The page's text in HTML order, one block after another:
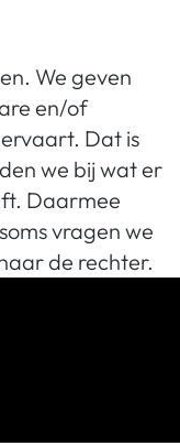
We geven
en/of
Dat is
we bij wat er
Daarmee
vragen we
de rechter.